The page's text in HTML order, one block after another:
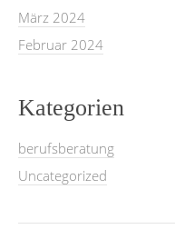
März 2024
Februar 2024
Kategorien
berufsberatung
Uncategorized